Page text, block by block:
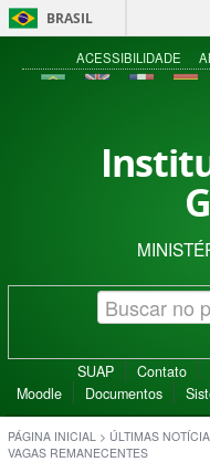
BRASIL
ACESSIBILIDADE
SUAP Contato
Moodle
Documentos
PÁGINA INICIAL > ÚLTIMAS
VAGAS REMANECENTES